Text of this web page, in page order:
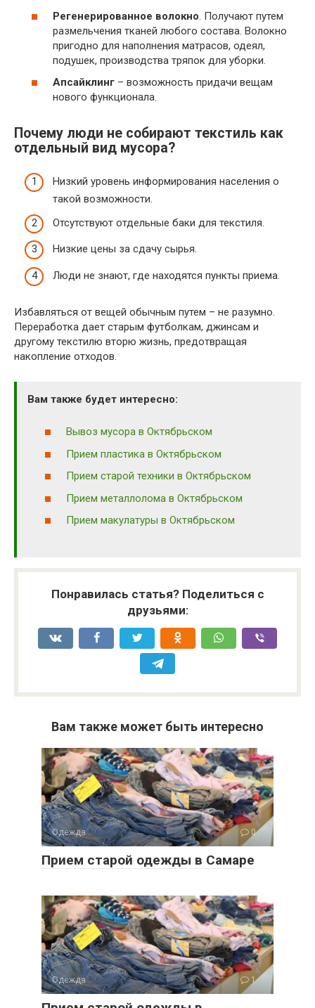
Регенерированное волокно. Получают путем
размельчения тканей любого состава. Волокно
пригодно для наполнения матрасов, одеял,
подушек, производства тряпок для уборки.
Апсайклинг – возможность придачи вещам
нового функционала.
Почему люди не собирают текстиль как
отдельный вид мусора?
Низкий уровень информирования населения о
такой возможности.
Отсутствуют отдельные баки для текстиля.
Низкие цены за сдачу сырья.
Люди не знают, где находятся пункты приема.
Избавляться от вещей обычным путем – не разумно.
Переработка дает старым футболкам, джинсам и
другому текстилю вторю жизнь, предотвращая
накопление отходов.
Вам также будет интересно:
Вывоз мусора в Октябрьском
Прием пластика в Октябрьском
Прием старой техники в Октябрьском
Прием металлолома в Октябрьском
Прием макулатуры в Октябрьском
Понравилась статья? Поделиться с
друзьями:
Вам также может быть интересно
Одежда 0
Прием старой одежды в Самаре
Одежда 1